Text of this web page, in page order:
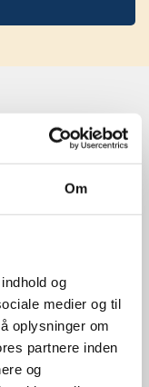
Om
og
medier og til
oplysninger om
partnere inden
og
stor
vi
for